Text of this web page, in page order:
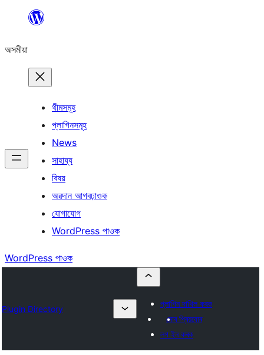
বিষয়বস্তুলৈ
অসমীয়া
থীমসমূহ
প্লাগিনসমূহ
News
সাহায্য
বিষয়
অৱদান আগবঢ়াওক
যোগাযোগ
WordPress পাওক
WordPress পাওক
Plugin Directory
প্লাগিন দাখিল কৰক
মোৰ প্ৰিয়বোৰ
লগ ইন কৰক